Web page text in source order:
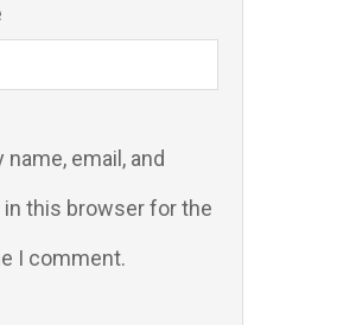
name, email, and
this browser for the
I comment.